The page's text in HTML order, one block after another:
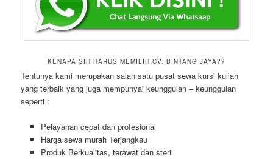
KENAPA SIH HARUS MEMILIH CV. BINTANG JAYA??
Tentunya kami merupakan salah satu pusat sewa kursi kuliah
yang terbaik yang juga mempunyai keunggulan – keunggulan
seperti :
Pelayanan cepat dan profesional
Harga sewa murah Terjangkau
Produk Berkualitas, terawat dan steril